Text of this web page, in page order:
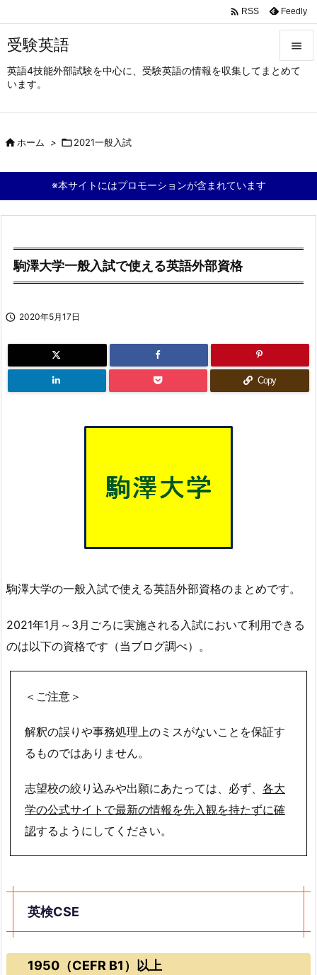
受験英語
英語4技能外部試験を中心に、受験英語の情報を収集してまとめて
います。



次へ

 RSS Feedly
ホーム > 2021一般入試
※本サイトにはプロモーションが含まれています
駒澤大学一般入試で使える英語外部資格
 2020年5月17日
Copy
駒澤大学の一般入試で使える英語外部資格のまとめです。
2021年1月～3月ごろに実施される入試において利用できる
のは以下の資格です（当ブログ調べ）。
＜ご注意＞
解釈の誤りや事務処理上のミスがないことを保証す
るものではありません。
志望校の絞り込みや出願にあたっては、必ず、 各大
学の公式サイトで最新の情報を先入観を持たずに確
認するようにしてください。
英検CSE
1950（CEFR B1）以上